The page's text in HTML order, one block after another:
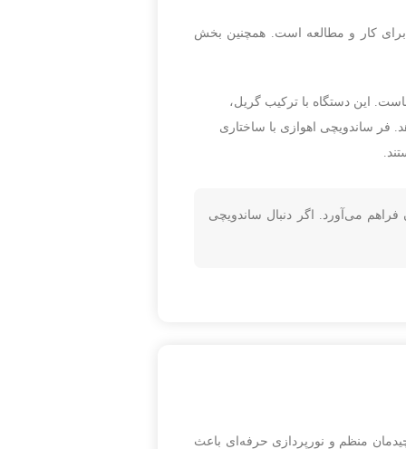
برای کار و مطالعه است. همچنین بخش
این دستگاه با ترکیب گریل،
فر ساندویچی اهوازی با ساختاری
می‌آورد. اگر دنبال ساندویچی
منظم و نورپردازی حرفه‌ای باعث